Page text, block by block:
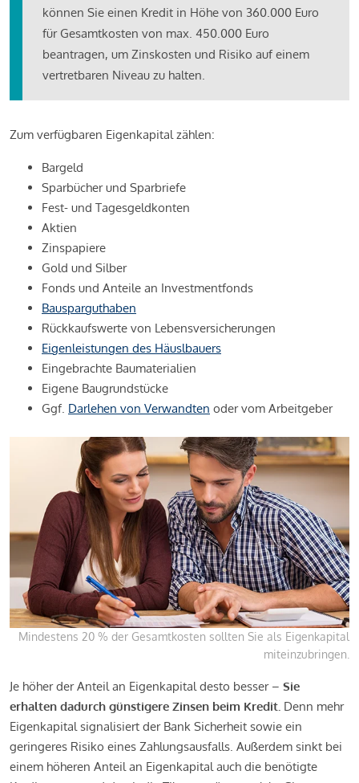
können Sie einen Kredit in Höhe von 360.000 Euro
für Gesamtkosten von max. 450.000 Euro
beantragen, um Zinskosten und Risiko auf einem
vertretbaren Niveau zu halten.
Zum verfügbaren Eigenkapital zählen:
Bargeld
Sparbücher und Sparbriefe
Fest- und Tagesgeldkonten
Aktien
Zinspapiere
Gold und Silber
Fonds und Anteile an Investmentfonds
Bausparguthaben
Rückkaufswerte von Lebensversicherungen
Eigenleistungen des Häuslbauers
Eingebrachte Baumaterialien
Eigene Baugrundstücke
Ggf. Darlehen von Verwandten oder vom Arbeitgeber
Mindestens 20 % der Gesamtkosten sollten Sie als Eigenkapital
miteinzubringen.
Je höher der Anteil an Eigenkapital desto besser – Sie
erhalten dadurch günstigere Zinsen beim Kredit. Denn mehr
Eigenkapital signalisiert der Bank Sicherheit sowie ein
geringeres Risiko eines Zahlungsausfalls. Außerdem sinkt bei
einem höheren Anteil an Eigenkapital auch die benötigte